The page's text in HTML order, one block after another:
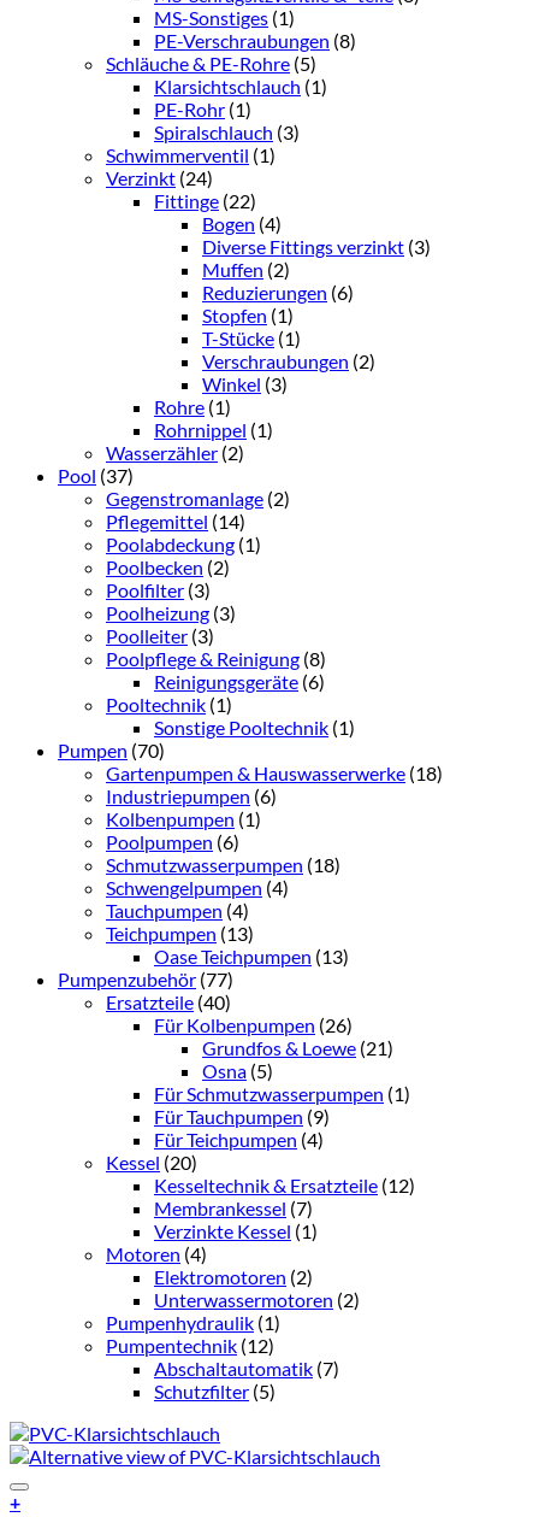
MS-Sonstiges (1)
PE-Verschraubungen (8)
Schläuche & PE-Rohre (5)
Klarsichtschlauch (1)
PE-Rohr (1)
Spiralschlauch (3)
Schwimmerventil (1)
Verzinkt (24)
Fittinge (22)
Bogen (4)
Diverse Fittings verzinkt (3)
Muffen (2)
Reduzierungen (6)
Stopfen (1)
T-Stücke (1)
Verschraubungen (2)
Winkel (3)
Rohre (1)
Rohrnippel (1)
Wasserzähler (2)
Pool (37)
Gegenstromanlage (2)
Pflegemittel (14)
Poolabdeckung (1)
Poolbecken (2)
Poolfilter (3)
Poolheizung (3)
Poolleiter (3)
Poolpflege & Reinigung (8)
Reinigungsgeräte (6)
Pooltechnik (1)
Sonstige Pooltechnik (1)
Pumpen (70)
Gartenpumpen & Hauswasserwerke (18)
Industriepumpen (6)
Kolbenpumpen (1)
Poolpumpen (6)
Schmutzwasserpumpen (18)
Schwengelpumpen (4)
Tauchpumpen (4)
Teichpumpen (13)
Oase Teichpumpen (13)
Pumpenzubehör (77)
Ersatzteile (40)
Für Kolbenpumpen (26)
Grundfos & Loewe (21)
Osna (5)
Für Schmutzwasserpumpen (1)
Für Tauchpumpen (9)
Für Teichpumpen (4)
Kessel (20)
Kesseltechnik & Ersatzteile (12)
Membrankessel (7)
Verzinkte Kessel (1)
Motoren (4)
Elektromotoren (2)
Unterwassermotoren (2)
Pumpenhydraulik (1)
Pumpentechnik (12)
Abschaltautomatik (7)
Schutzfilter (5)
+